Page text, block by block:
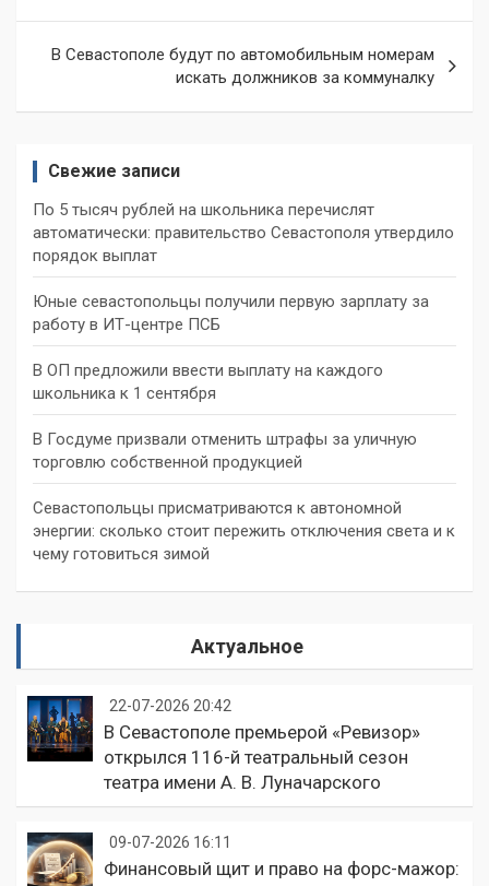
записям
В Севастополе будут по автомобильным номерам
искать должников за коммуналку
Свежие записи
По 5 тысяч рублей на школьника перечислят
автоматически: правительство Севастополя утвердило
порядок выплат
Юные севастопольцы получили первую зарплату за
работу в ИТ-центре ПСБ
В ОП предложили ввести выплату на каждого
школьника к 1 сентября
В Госдуме призвали отменить штрафы за уличную
торговлю собственной продукцией
Севастопольцы присматриваются к автономной
энергии: сколько стоит пережить отключения света и к
чему готовиться зимой
Актуальное
22-07-2026 20:42
В Севастополе премьерой «Ревизор»
открылся 116-й театральный сезон
театра имени А. В. Луначарского
09-07-2026 16:11
Финансовый щит и право на форс-мажор: